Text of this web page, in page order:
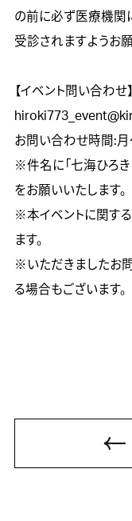
の前に必ず医療機関
受診されますようお
【イベント問い合わせ】
お問い合わせ時間:
※件名に「七海ひろき
をお願いいたします。
※本イベントに関す
ます。
※いただきましたお
る場合もございます。